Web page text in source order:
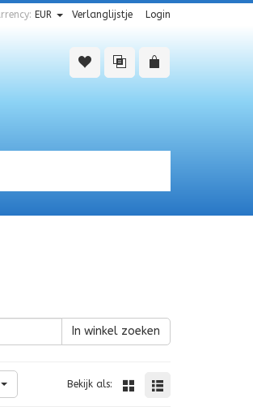
Verlanglijstje Login
EUR
In winkel zoeken
Bekijk als: